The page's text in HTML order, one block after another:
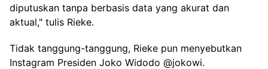
diputuskan tanpa berbasis data yang akurat dan
aktual," tulis Rieke.
Tidak tanggung-tanggung, Rieke pun menyebutkan
Instagram Presiden Joko Widodo @jokowi.